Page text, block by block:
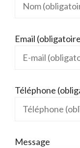
Email
Téléphone
Message